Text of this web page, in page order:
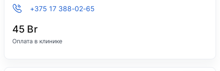
+375 17 388-02-65
45 Br
Оплата в клинике